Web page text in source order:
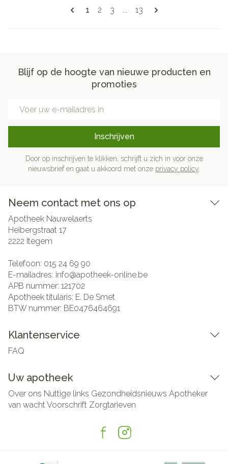
Pagina's
U lees momenteel pagina
1 Pagina
2 Pagina
3 ... Pagina
13
Blijf op de hoogte van nieuwe producten en
promoties
Inschrijven
Door op inschrijven te klikken, schrijft u zich in voor onze
nieuwsbrief en gaat u akkoord met onze privacy policy
Neem contact met ons op
Apotheek Nauwelaerts
Heibergstraat 17
2222 Itegem
Telefoon: 015 24 69 90
E-mailadres: info@apotheek-online.be
APB nummer: 121702
Apotheek titularis: E. De Smet
BTW nummer: BE0476464691
Klantenservice
FAQ
Uw apotheek
Over ons Nuttige links Gezondheidsnieuws Apotheker
van wachtVoorschrift Zorgtarieven